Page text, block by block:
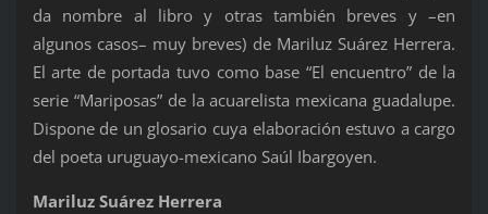
da nombre al libro y otras también breves y –en
algunos casos– muy breves) de Mariluz Suárez Herrera.
El arte de portada tuvo como base “El encuentro” de la
serie “Mariposas” de la acuarelista mexicana guadalupe.
Dispone de un glosario cuya elaboración estuvo a cargo
del poeta uruguayo-mexicano Saúl Ibargoyen.
Mariluz Suárez Herrera